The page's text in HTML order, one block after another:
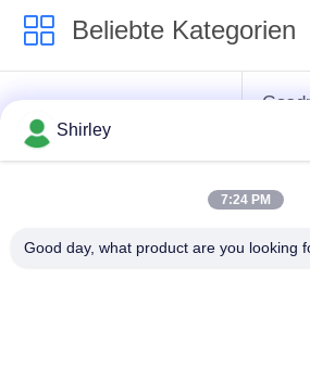
Beliebte Kategorien
Sinterhüftenofen
MIM
Shirley
7:24 PM
Good day, what product are you looking